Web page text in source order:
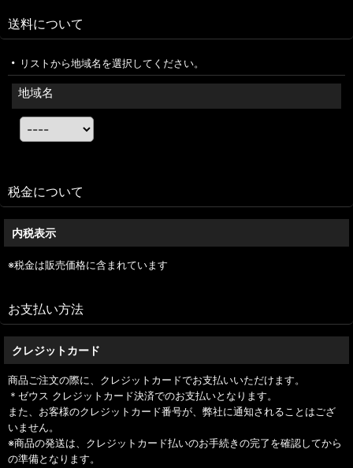
送料について
リストから地域名を選択してください。
地域名
税金について
内税表示
※税金は販売価格に含まれています
お支払い方法
クレジットカード
商品ご注文の際に、クレジットカードでお支払いいただけます。
＊ゼウス クレジットカード決済でのお支払いとなります。
また、お客様のクレジットカード番号が、弊社に通知されることはござ
いません。
※商品の発送は、クレジットカード払いのお手続きの完了を確認してから
の準備となります。